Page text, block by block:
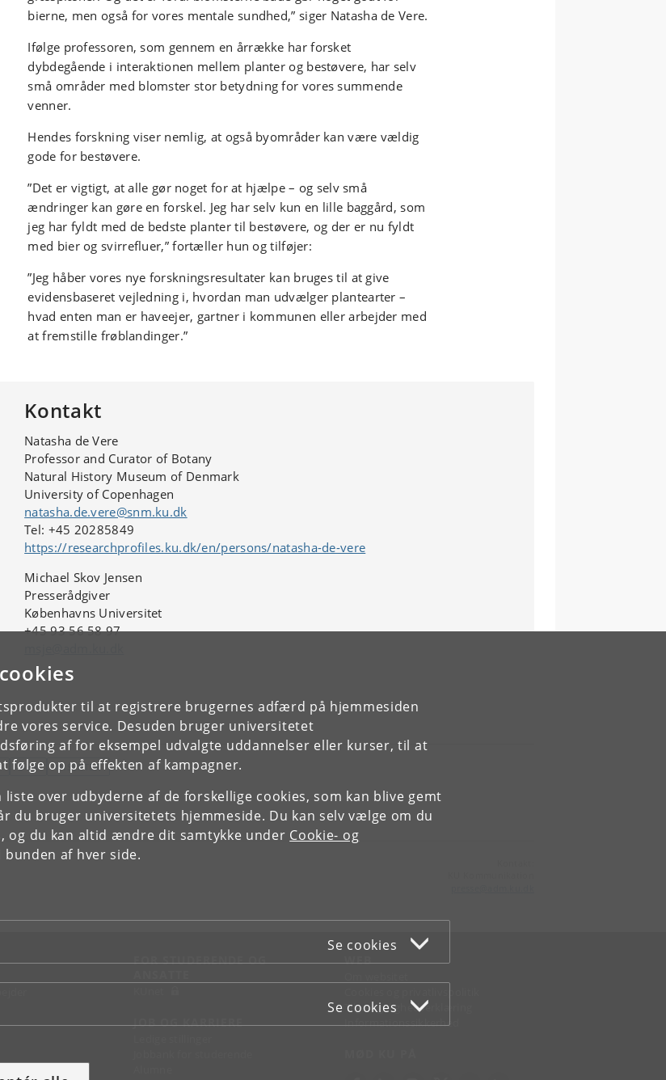
til at registrere brugernes adfærd på hjemmesiden
vores service. Desuden bruger universitetet
af for eksempel udvalgte uddannelser eller kurser, til at
følge op på effekten af kampagner.
liste over udbyderne af de forskellige cookies, som kan blive gemt
du bruger universitetets hjemmeside. Du kan selv vælge om du
og du kan altid ændre dit samtykke under Cookie- og
af hver side.
Se cookies
Se cookies
bierne, men også for vores mentale sundhed,” siger Natasha de Vere.
Ifølge professoren, som gennem en årrække har forsket
dybdegående i interaktionen mellem planter og bestøvere, har selv
små områder med blomster stor betydning for vores summende
venner.
Hendes forskning viser nemlig, at også byområder kan være vældig
gode for bestøvere.
”Det er vigtigt, at alle gør noget for at hjælpe – og selv små
ændringer kan gøre en forskel. Jeg har selv kun en lille baggård, som
jeg har fyldt med de bedste planter til bestøvere, og der er nu fyldt
med bier og svirrefluer,” fortæller hun og tilføjer:
”Jeg håber vores nye forskningsresultater kan bruges til at give
evidensbaseret vejledning i, hvordan man udvælger plantearter –
hvad enten man er haveejer, gartner i kommunen eller arbejder med
at fremstille frøblandinger.”
Kontakt
Natasha de Vere
Professor and Curator of Botany
Natural History Museum of Denmark
University of Copenhagen
natasha.de.vere@snm.ku.dk
Tel: +45 20285849
https://researchprofiles.ku.dk/en/persons/natasha-de-vere
Michael Skov Jensen
Presserådgiver
Københavns Universitet
+45 93 56 58 97
DYR INSEKTER
FOR STUDERENDE OG
JOB OG KARRIERE
WEB
Tilgængelighedserklæring
Informationssikkerhed